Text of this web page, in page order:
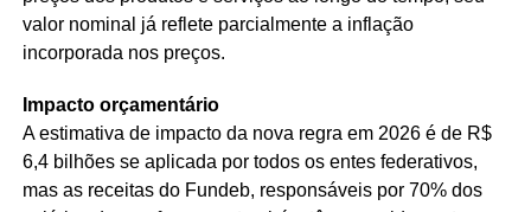
valor nominal já reflete parcialmente a inflação
incorporada nos preços.
Impacto orçamentário
A estimativa de impacto da nova regra em 2026 é de R$
6,4 bilhões se aplicada por todos os entes federativos,
mas as receitas do Fundeb, responsáveis por 70% dos